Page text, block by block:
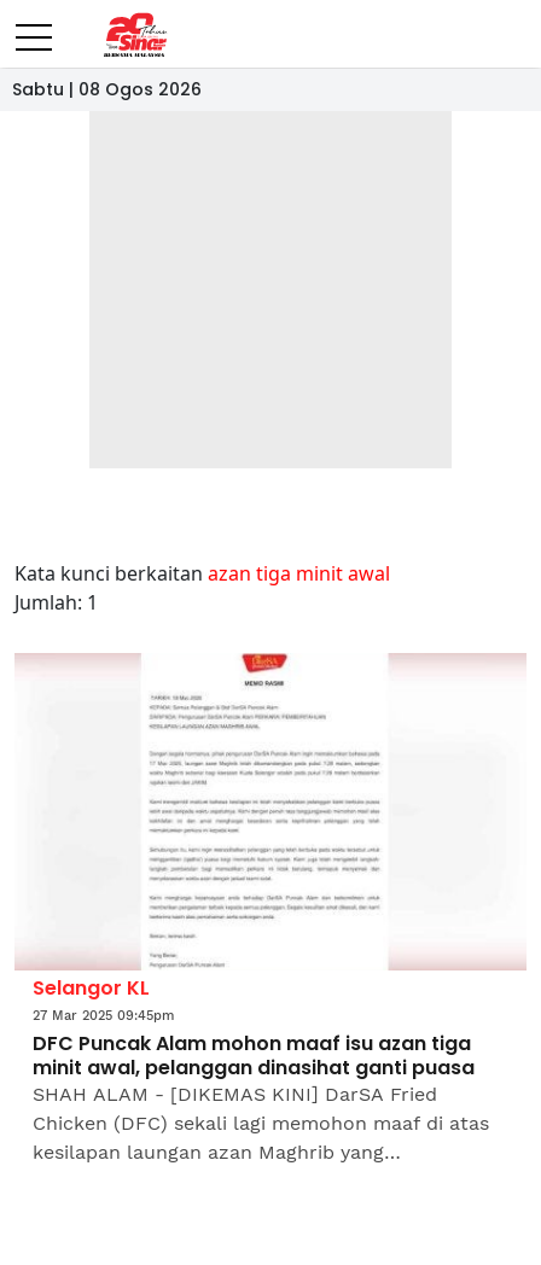
Sabtu | 08 Ogos 2026
Kata kunci berkaitan azan tiga minit awal
Jumlah: 1
Selangor KL
27 Mar 2025 09:45pm
DFC Puncak Alam mohon maaf isu azan tiga
minit awal, pelanggan dinasihat ganti puasa
SHAH ALAM - [DIKEMAS KINI] DarSA Fried
Chicken (DFC) sekali lagi memohon maaf di atas
kesilapan laungan azan Maghrib yang